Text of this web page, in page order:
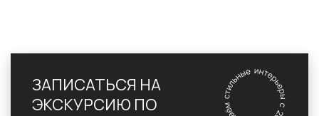
ЗАПИСАТЬСЯ НА
ЭКСКУРСИЮ ПО